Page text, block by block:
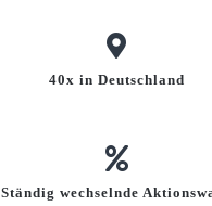
40x in Deutschland
Ständig wechselnde